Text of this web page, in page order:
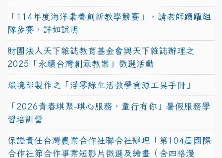
「114年度海洋素養創新教學競賽」，請老師踴躍組
隊參賽，詳如說明
財團法人天下雜誌教育基金會與天下雜誌辦理之
2025「永續台灣創意教案」徵選活動
環境部製作之「淨零綠生活教學資源工具手冊」
「2026青春琪聚-琪心服務，童行有你」暑假服務學
習培訓營
保證責任台灣農業合作社聯合社辦理「第104屆國際
合作社節合作事業短影片徵選及繪畫（含四格漫